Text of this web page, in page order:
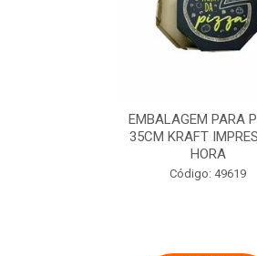
EMBALAGEM PARA
35CM KRAFT
HORA
Código: 49619